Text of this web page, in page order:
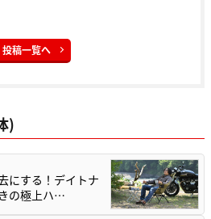
投稿一覧へ
)
にする！デイトナ
の極上ハ…